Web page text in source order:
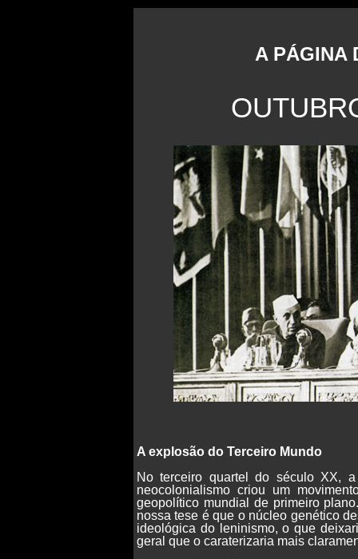
A PÁGINA
A explosão do Terceiro Mundo
No terceiro quartel do século XX,
neocolonialismo criou um
geopolítico mundial de primeiro
nossa tese é que o núcleo genético
ideológica do leninismo, o que
geral que o caraterizaria mais